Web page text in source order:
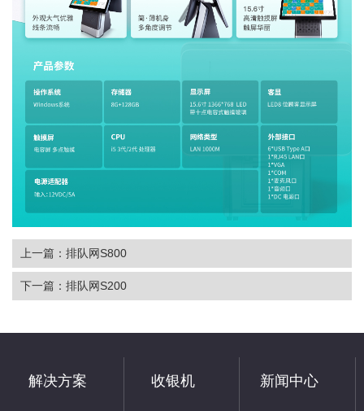
上一篇：排队网S800
下一篇：排队网S200
解决方案 收银机 新闻中心